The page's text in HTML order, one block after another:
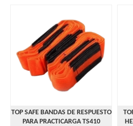
TOP SAFE BANDAS DE RESPUESTO
PARA PRACTICARGA TS410